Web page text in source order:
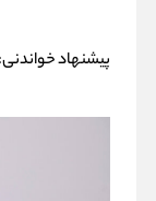
پیشنهاد خواندنی: